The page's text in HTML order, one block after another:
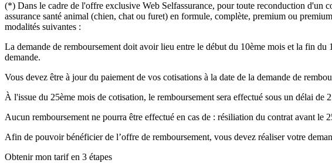
(*) Dans le cadre de l'offre exclusive Web Selfassurance, pour toute reconduction d'un
assurance santé animal (chien, chat ou furet) en formule, complète, premium ou
modalités suivantes :
La demande de remboursement doit avoir lieu entre le début du 10ème mois et la fin
demande.
Vous devez être à jour du paiement de vos cotisations à la date de la demande de
À l'issue du 25ème mois de cotisation, le remboursement sera effectué sous un délai de
Aucun remboursement ne pourra être effectué en cas de : résiliation du contrat avant le
Afin de pouvoir bénéficier de l’offre de remboursement, vous devez réaliser votre
Obtenir mon tarif en 3 étapes